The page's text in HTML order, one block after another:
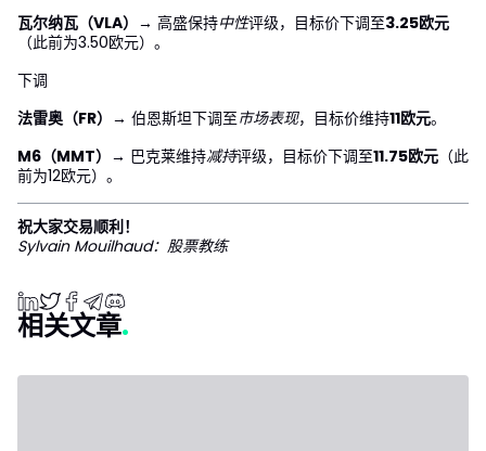
瓦尔纳瓦（VLA） → 高盛保持中性评级，目标价下调至3.25欧元
（此前为3.50欧元）。
下调
法雷奥（FR） → 伯恩斯坦下调至市场表现，目标价维持11欧元。
M6（MMT） → 巴克莱维持减持评级，目标价下调至11.75欧元 （此
前为12欧元）。
祝大家交易顺利！
Sylvain Mouilhaud：股票教练
相关文章